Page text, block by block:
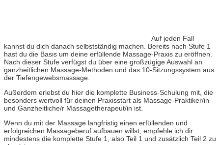
Auf jeden Fall
kannst du dich danach selbstständig machen. Bereits nach Stufe 1
hast du die Basis um deine erfüllende Massage-Praxis zu eröffnen.
Nach dieser Stufe verfügst du über eine großzügige Auswahl an
ganzheitlichen Massage-Methoden und das 10-Sitzungssystem aus
der Tiefengewebsmassage.
Außerdem erlebst du hier die komplette Business-Schulung mit, die
besonders wertvoll für deinen Praxisstart als Massage-Praktiker/in
und Ganzheitliche/r Massagetherapeut/in ist.
Wenn du mit der Massage langfristig einen erfüllenden und
erfolgreichen Massageberuf aufbauen willst, empfehle ich dir
mindestens die komplette Stufe 1, also Teil 1 und zusätzlich Teil 2 zu